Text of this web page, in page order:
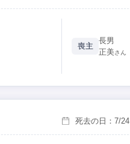
喪主
長男
正美さん
死去の日：7/24